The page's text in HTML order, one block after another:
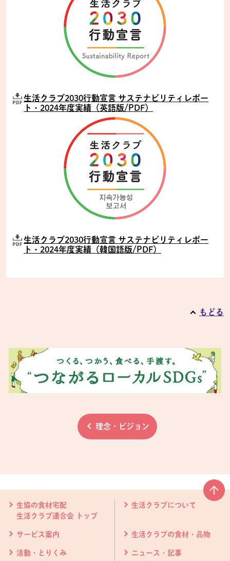
生活クラブ2030行動宣言 サステナビリティレポー
ト・2024年度実績（英語版/PDF）
生活クラブ2030行動宣言 サステナビリティレポー
ト・2024年度実績（韓国語版/PDF）
もどる
理念・ビジョン
生協の食材宅配
生活クラブ連合会 トップ
生活クラブについて
サービス案内 生活クラブの食材・品物
活動・とりくみ ニュース・記事